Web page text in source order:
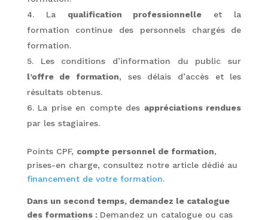
La qualification professionnelle et la
formation continue des personnels chargés de
formation.
Les conditions d’information du public sur
l’offre de formation, ses délais d’accès et les
résultats obtenus.
La prise en compte des appréciations rendues
par les stagiaires.
Points CPF, compte personnel de formation,
prises-en charge, consultez notre article dédié au
financement de votre formation.
Dans un second temps, demandez le catalogue
des formations : Demandez un catalogue ou cas